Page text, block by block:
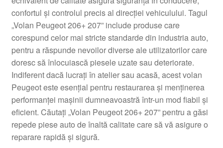
Livrare în toată lumea
Plângere
Plățile
Politică de confidențialitate
Procedura de reclamație
Termeni si conditii
confortul și controlul precis al direcției vehiculului. Tagul
„Volan Peugeot 206+ 207” include produse care
corespund celor mai stricte standarde din industria auto,
pentru a răspunde nevoilor diverse ale utilizatorilor care
doresc să înlocuiască piesele uzate sau deteriorate.
Indiferent dacă lucrați în atelier sau acasă, acest volan
Peugeot este esențial pentru restaurarea și menținerea
performanței mașinii dumneavoastră într-un mod fiabil și
eficient. Căutați „Volan Peugeot 206+ 207” pentru a găsi
repede piese auto de înaltă calitate care să vă asigure o
reparare rapidă și sigură.